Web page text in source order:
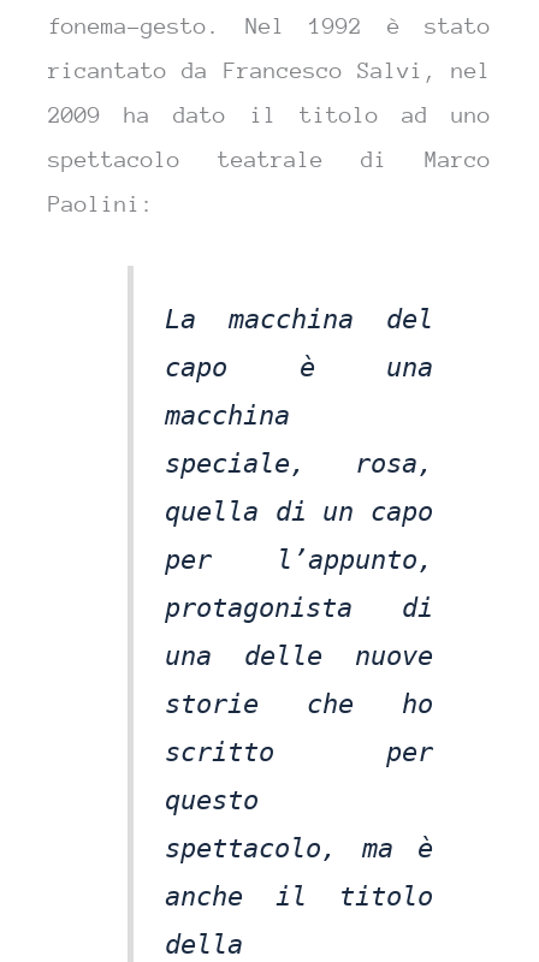
fonema-gesto. Nel 1992 è stato
ricantato da Francesco Salvi, nel
2009 ha dato il titolo ad uno
spettacolo teatrale di Marco
Paolini:
La macchina del
capo è una
macchina
speciale, rosa,
quella di un capo
per l’appunto,
protagonista di
una delle nuove
storie che ho
scritto per
questo
spettacolo, ma è
anche il titolo
della